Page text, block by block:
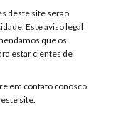
deste site serão
Este aviso legal
que os
estar cientes de
em contato conosco
site.